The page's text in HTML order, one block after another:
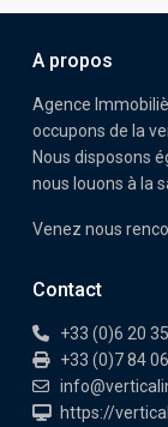
A propos
Agence
occupons de la
Nous disposons
nous louons à la
Venez nous
Contact
+33 (0)6 20
+33 (0)7 84
https://